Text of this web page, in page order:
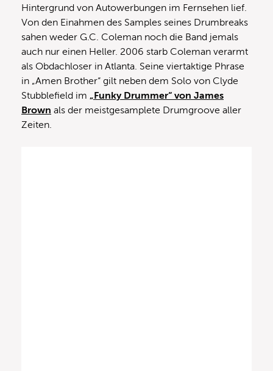
Hintergrund von Autowerbungen im Fernsehen lief.
Von den Einahmen des Samples seines Drumbreaks
sahen weder G.C. Coleman noch die Band jemals
auch nur einen Heller. 2006 starb Coleman verarmt
als Obdachloser in Atlanta. Seine viertaktige Phrase
in „Amen Brother“ gilt neben dem Solo von Clyde
Stubblefield im „Funky Drummer“ von James
Brown als der meistgesamplete Drumgroove aller
Zeiten.